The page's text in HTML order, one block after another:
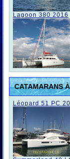
Lagoon 380 2016
CATAMARANS
Léopard 51 PC